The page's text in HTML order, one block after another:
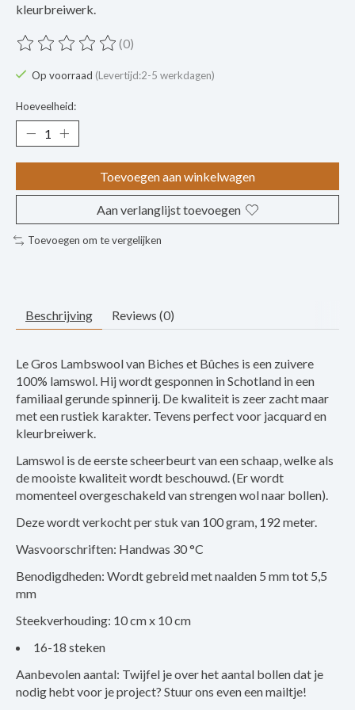
kleurbreiwerk.
De beoordeling van dit product is
(0)
Op voorraad (Levertijd:2-5 werkdagen)
Hoeveelheid:
Toevoegen aan winkelwagen
Aan verlanglijst toevoegen
Toevoegen om te vergelijken
Beschrijving Reviews (0)
Le Gros Lambswool van Biches et Bûches is een zuivere
100% lamswol. Hij wordt gesponnen in Schotland in een
familiaal gerunde spinnerij. De kwaliteit is zeer zacht maar
met een rustiek karakter. Tevens perfect voor jacquard en
kleurbreiwerk.
Lamswol is de eerste scheerbeurt van een schaap, welke als
de mooiste kwaliteit wordt beschouwd. (Er wordt
momenteel overgeschakeld van strengen wol naar bollen).
Deze wordt verkocht per stuk van 100 gram, 192 meter.
Wasvoorschriften: Handwas 30 °C
Benodigdheden: Wordt gebreid met naalden 5 mm tot 5,5
mm
Steekverhouding: 10 cm x 10 cm
16-18 steken
Aanbevolen aantal: Twijfel je over het aantal bollen dat je
nodig hebt voor je project? Stuur ons even een mailtje!